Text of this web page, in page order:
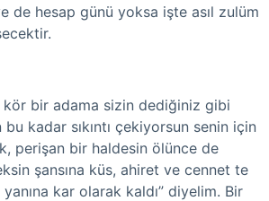
de hesap günü yoksa işte asıl zulüm
kör bir adama sizin dediğiniz gibi
kadar sıkıntı çekiyorsun senin için
perişan bir haldesin ölünce de
şansına küs, ahiret ve cennet te
yanına kar olarak kaldı” diyelim. Bir